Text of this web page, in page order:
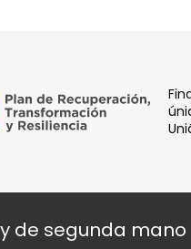
de segunda mano